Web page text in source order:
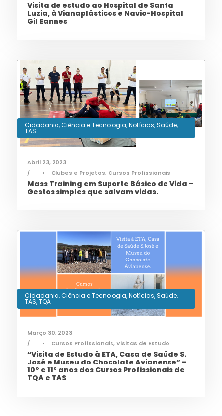
Visita de estudo ao Hospital de Santa
Luzia, à Vianaplásticos e Navio-Hospital
Gil Eannes
Cidadania,Ciência e Tecnologia,Notícias,Saúde,
TAS
Abril 23, 2023
•
Clubes e Projetos, Cursos Profissionais
Mass Training em Suporte Básico de Vida –
Gestos simples que salvam vidas.
Cidadania,Ciência e Tecnologia,Notícias,Saúde,
TAS,TQA
Março 30, 2023
•
Cursos Profissionais, Visitas de Estudo
“Visita de Estudo à ETA, Casa de Saúde S.
José e Museu do Chocolate Avianense” –
10º e 11º anos dos Cursos Profissionais de
TQA e TAS